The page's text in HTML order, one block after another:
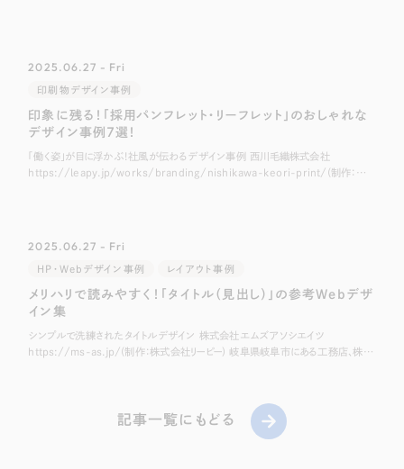
2025.06.27 - Fri
印刷物デザイン事例
印象に残る！「採用パンフレット・リーフレット」のおしゃれな
デザイン事例7選！
「働く姿」が目に浮かぶ！社風が伝わるデザイン事例 西川毛織株式会社
https://leapy.jp/works/branding/nishikawa-keori-print/(制作：株
2025.06.27 - Fri
HP・Webデザイン事例 レイアウト事例
メリハリで読みやすく！「タイトル（見出し）」の参考Webデザ
イン集
シンプルで洗練されたタイトルデザイン 株式会社エムズアソシエイツ
https://ms-as.jp/(制作：株式会社リーピー) 岐阜県岐阜市にある工務店、株式
記事一覧にもどる